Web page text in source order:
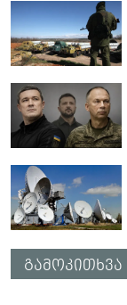
გამოკითხვა